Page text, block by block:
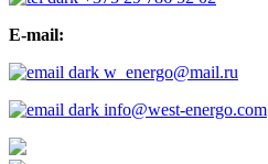
E-mail:
w_energo@mail.ru
info@west-energo.com